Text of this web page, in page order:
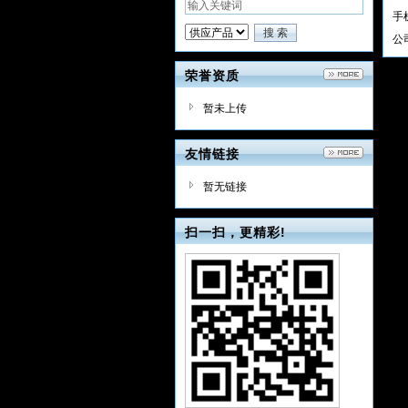
荣誉资质
暂未上传
友情链接
暂无链接
扫一扫，更精彩!
手
公